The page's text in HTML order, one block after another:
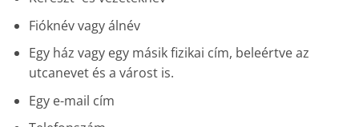
Fióknév vagy álnév
Egy ház vagy egy másik fizikai cím, beleértve az
utcanevet és a várost is.
Egy e-mail cím